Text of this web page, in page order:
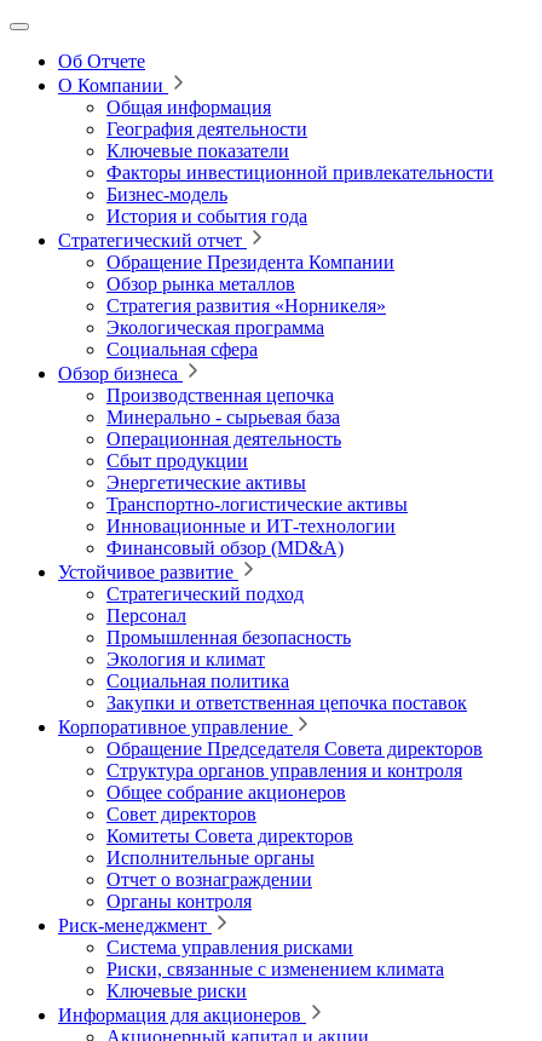
Об Отчете
О Компании
Общая информация
География деятельности
Ключевые показатели
Факторы инвестиционной привлекательности
Бизнес-модель
История и события года
Стратегический отчет
Обращение Президента Компании
Обзор рынка металлов
Стратегия развития «Норникеля»
Экологическая программа
Социальная сфера
Обзор бизнеса
Производственная цепочка
Минерально ‑ сырьевая база
Операционная деятельность
Сбыт продукции
Энергетические активы
Транспортно-логистические активы
Инновационные и ИТ‑технологии
Финансовый обзор (MD&A)
Устойчивое развитие
Стратегический подход
Персонал
Промышленная безопасность
Экология и климат
Социальная политика
Закупки и ответственная цепочка поставок
Корпоративное управление
Обращение Председателя Совета директоров
Структура органов управления и контроля
Общее собрание акционеров
Совет директоров
Комитеты Совета директоров
Исполнительные органы
Отчет о вознаграждении
Органы контроля
Риск-менеджмент
Система управления рисками
Риски, связанные с изменением климата
Ключевые риски
Информация для акционеров
Акционерный капитал и акции